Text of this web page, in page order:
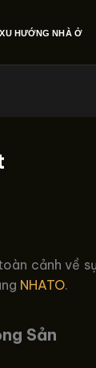
XU HƯỚNG NHÀ Ở
cảnh về
NHATO.
Sản